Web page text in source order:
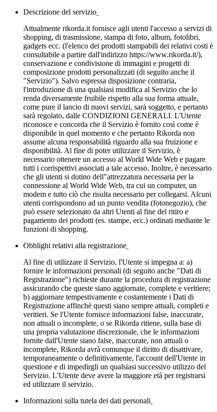
Descrizione del servizio
Attualmente rikorda.it fornisce agli utenti l'accesso a servizi di
shopping, di trasmissione, stampa di foto, album, fotolibri,
gadgets ecc. (l'elenco dei prodotti stampabili dei relativi costi è
consultabile a partire dall'indirizzo https://www.rikorda.it/),
conservazione e condivisione di immagini e progetti di
composizione prodotti personalizzati (di seguito anche il
"Servizio"). Salvo espressa disposizione contraria,
l'introduzione di una qualsiasi modifica al Servizio che lo
renda diversamente fruibile rispetto alla sua forma attuale,
come pure il lancio di nuovi servizi, sarà soggetto, e pertanto
sarà regolato, dalle CONDIZIONI GENERALI. L'Utente
riconosce e concorda che il Servizio è fornito così come è
disponibile in quel momento e che pertanto Rikorda non
assume alcuna responsabilità riguardo alla sua fruizione e
disponibilità. Al fine di poter utilizzare il Servizio, è
necessario ottenere un accesso al World Wide Web e pagare
tutti i corrispettivi associati a tale accesso. Inoltre, è necessario
che gli utenti si dotino dell"attrezzatura necessaria per la
connessione al World Wide Web, tra cui un computer, un
modem e tutto ciò che risulta necessario per collegarsi. Alcuni
utenti corrispondono ad un punto vendita (fotonegozio), che
può essere selezionato da altri Utenti al fine del ritiro e
pagamento dei prodotti (es. stampe, ecc.) ordinati mediante le
funzioni di shopping.
Obblighi relativi alla registrazione
Al fine di utilizzare il Servizio, l'Utente si impegna a: a)
fornire le informazioni personali (di seguito anche "Dati di
Registrazione") richieste durante la procedura di registrazione
assicurando che queste siano aggiornate, complete e veritiere;
b) aggiornare tempestivamente e costantemente i Dati di
Registrazione affinchè questi siano sempre attuali, completi e
veritieri. Se l'Utente fornisce informazioni false, inaccurate,
non attuali o incomplete, o se Rikorda ritiene, sulla base di
una propria valutazione discrezionale, che le informazioni
fornite dall'Utente siano false, inaccurate, non attuali o
incomplete, Rikorda avrà comunque il diritto di disattivare,
temporaneamente o definitivamente, l'account dell'Utente in
questione e di impedirgli un qualsiasi successivo utilizzo del
Servizio. L'Utente deve avere la maggiore età per registrarsi
ed utilizzare il servizio.
Informazioni sulla tutela dei dati personali